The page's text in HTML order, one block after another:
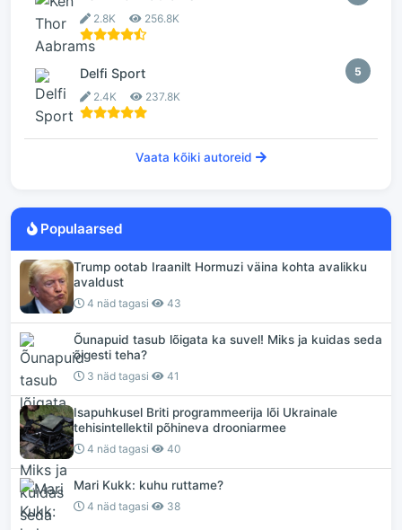
2.8K 256.8K
5
Delfi Sport
2.4K 237.8K
Vaata kõiki autoreid
Populaarsed
Trump ootab Iraanilt Hormuzi väina kohta avalikku
avaldust
4 näd tagasi 43
Õunapuid tasub lõigata ka suvel! Miks ja kuidas seda
õigesti teha?
3 näd tagasi 41
Isapuhkusel Briti programmeerija lõi Ukrainale
tehisintellektil põhineva drooniarmee
4 näd tagasi 40
Mari Kukk: kuhu ruttame?
4 näd tagasi 38